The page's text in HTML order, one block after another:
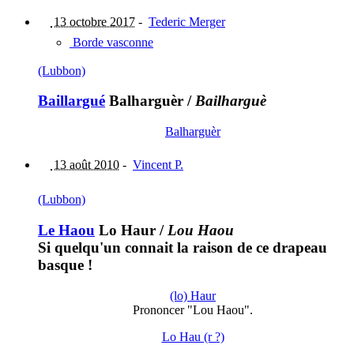
13 octobre 2017 - Tederic Merger
Borde vasconne
(Lubbon)
Baillargué Balharguèr /Bailharguè
Balharguèr
13 août 2010 - Vincent P.
(Lubbon)
Le Haou Lo Haur / Lou Haou
Si quelqu'un connait la raison de ce drapeau
basque !
(lo) Haur
Prononcer "Lou Haou".
Lo Hau (r ?)